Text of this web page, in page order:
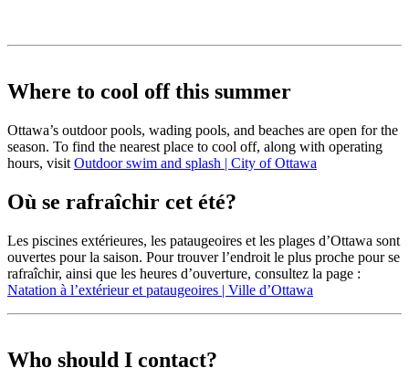
Where to cool off this summer
Ottawa’s outdoor pools, wading pools, and beaches are open for the
season. To find the nearest place to cool off, along with operating
hours, visit Outdoor swim and splash | City of Ottawa
Où se rafraîchir cet été?
Les piscines extérieures, les pataugeoires et les plages d’Ottawa sont
ouvertes pour la saison. Pour trouver l’endroit le plus proche pour se
rafraîchir, ainsi que les heures d’ouverture, consultez la page :
Natation à l’extérieur et pataugeoires | Ville d’Ottawa
Who should I contact?